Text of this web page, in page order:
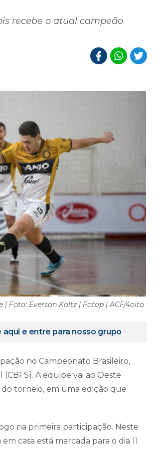
recebe o atual campeão
Foto: Everson Koltz | Fotop | ACF/4oito
aqui e entre para nosso grupo
no Campeonato Brasileiro,
A equipe vai ao Oeste
torneio, em uma edição que
na primeira participação. Neste
casa está marcada para o dia 11